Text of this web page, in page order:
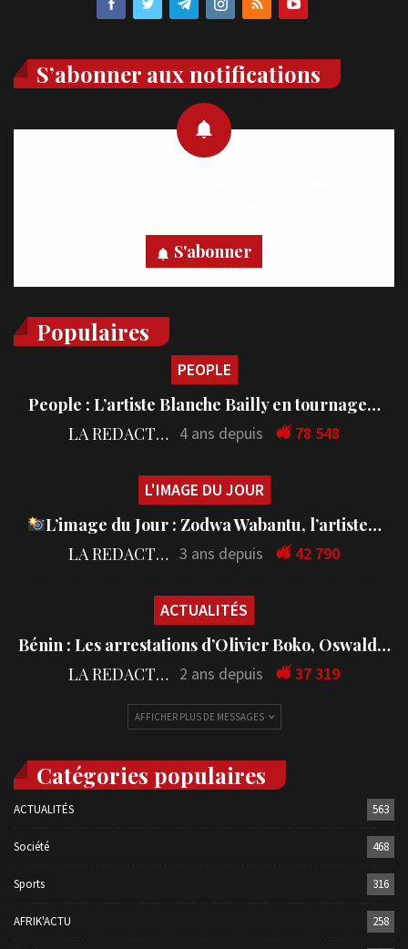
S’abonner aux notifications
S'abonner
Populaires
PEOPLE
People : L’artiste Blanche Bailly en tournage…
LA REDACTION 4 ans depuis 78 548
L'IMAGE DU JOUR
L’image du Jour : Zodwa Wabantu, l’artiste…
LA REDACTION 3 ans depuis 42 790
ACTUALITÉS
Bénin : Les arrestations d’Olivier Boko, Oswald…
LA REDACTION 2 ans depuis 37 319
AFFICHER PLUS DE MESSAGES
Catégories populaires
ACTUALITÉS 563
Société 468
Sports 316
AFRIK'ACTU 258